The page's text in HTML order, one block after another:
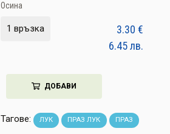
Осина
1 връзка 3.30 €
6.45лв.
ДОБАВИ
Тагове: ЛУК ПРАЗ ЛУК ПРАЗ